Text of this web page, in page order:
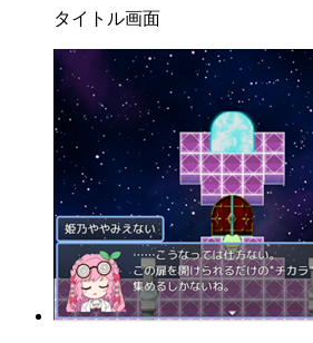
タイトル画面